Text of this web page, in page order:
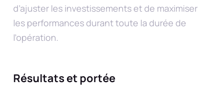
d’ajuster les investissements et de maximiser
les performances durant toute la durée de
l’opération.
Résultats et portée